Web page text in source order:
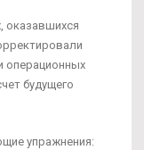
оказавшихся
операционных
будущего
упражнения: